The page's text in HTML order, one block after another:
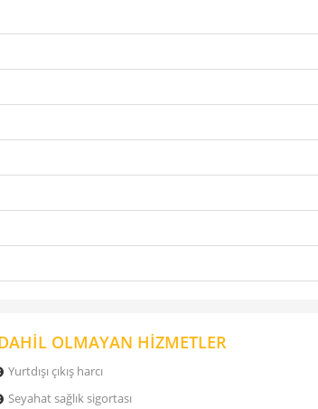
OLMAYAN HİZMETLER
Yurtdışı çıkış harcı
Seyahat sağlık sigortası